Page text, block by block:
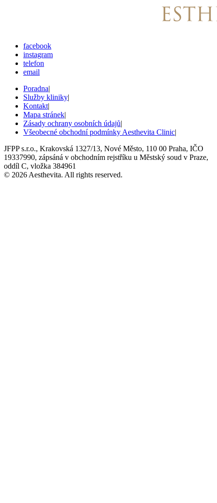
facebook
instagram
telefon
email
Poradna|
Služby kliniky|
Kontakt|
Mapa stránek|
Zásady ochrany osobních údajů|
Všeobecné obchodní podmínky Aesthevita Clinic|
JFPP s.r.o., Krakovská 1327/13, Nové Město, 110 00 Praha, IČO
19337990, zápsáná v obchodním rejstříku u Městský soud v Praze,
oddíl C, vložka 384961
© 2026 Aesthevita. All rights reserved.